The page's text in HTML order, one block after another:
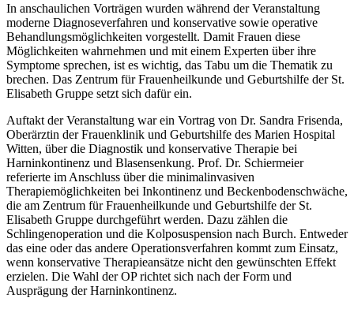
In anschaulichen Vorträgen wurden während der Veranstaltung
moderne Diagnoseverfahren und konservative sowie operative
Behandlungsmöglichkeiten vorgestellt. Damit Frauen diese
Möglichkeiten wahrnehmen und mit einem Experten über ihre
Symptome sprechen, ist es wichtig, das Tabu um die Thematik zu
brechen. Das Zentrum für Frauenheilkunde und Geburtshilfe der St.
Elisabeth Gruppe setzt sich dafür ein.
Auftakt der Veranstaltung war ein Vortrag von Dr. Sandra Frisenda,
Oberärztin der Frauenklinik und Geburtshilfe des Marien Hospital
Witten, über die Diagnostik und konservative Therapie bei
Harninkontinenz und Blasensenkung. Prof. Dr. Schiermeier
referierte im Anschluss über die minimalinvasiven
Therapiemöglichkeiten bei Inkontinenz und Beckenbodenschwäche,
die am Zentrum für Frauenheilkunde und Geburtshilfe der St.
Elisabeth Gruppe durchgeführt werden. Dazu zählen die
Schlingenoperation und die Kolposuspension nach Burch. Entweder
das eine oder das andere Operationsverfahren kommt zum Einsatz,
wenn konservative Therapieansätze nicht den gewünschten Effekt
erzielen. Die Wahl der OP richtet sich nach der Form und
Ausprägung der Harninkontinenz.